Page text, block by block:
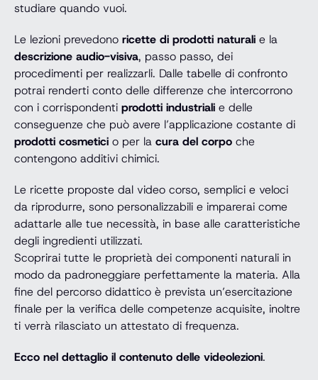
studiare quando vuoi.
Le lezioni prevedono ricette di prodotti naturali e la
descrizione audio-visiva, passo passo, dei
procedimenti per realizzarli. Dalle tabelle di confronto
potrai renderti conto delle differenze che intercorrono
con i corrispondenti prodotti industriali e delle
conseguenze che può avere l’applicazione costante di
prodotti cosmetici o per la cura del corpo che
contengono additivi chimici.
Le ricette proposte dal video corso, semplici e veloci
da riprodurre, sono personalizzabili e imparerai come
adattarle alle tue necessità, in base alle caratteristiche
degli ingredienti utilizzati.
Scoprirai tutte le proprietà dei componenti naturali in
modo da padroneggiare perfettamente la materia. Alla
fine del percorso didattico è prevista un’esercitazione
finale per la verifica delle competenze acquisite, inoltre
ti verrà rilasciato un attestato di frequenza.
Ecco nel dettaglio il contenuto delle videolezioni.